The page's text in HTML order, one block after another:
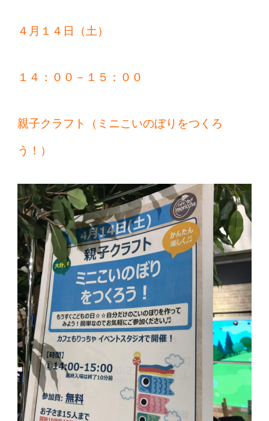
４月１４日（土）
１４：００－１５：００
親子クラフト（ミニこいのぼりをつくろ
う！）